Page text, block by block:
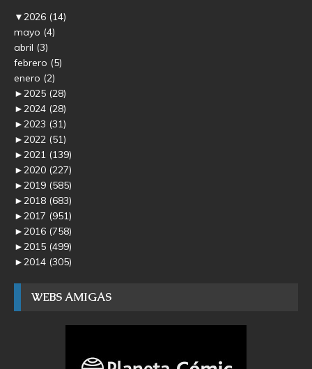
▼2026 (14)
mayo (4)
abril (3)
febrero (5)
enero (2)
►2025 (28)
►2024 (28)
►2023 (31)
►2022 (51)
►2021 (139)
►2020 (227)
►2019 (585)
►2018 (683)
►2017 (951)
►2016 (758)
►2015 (499)
►2014 (305)
WEBS AMIGAS